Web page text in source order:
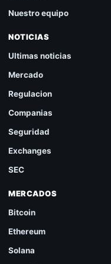
Nuestro equipo
NOTICIAS
Ultimas noticias
Mercado
Regulacion
Companias
Seguridad
Exchanges
SEC
MERCADOS
Bitcoin
Ethereum
Solana